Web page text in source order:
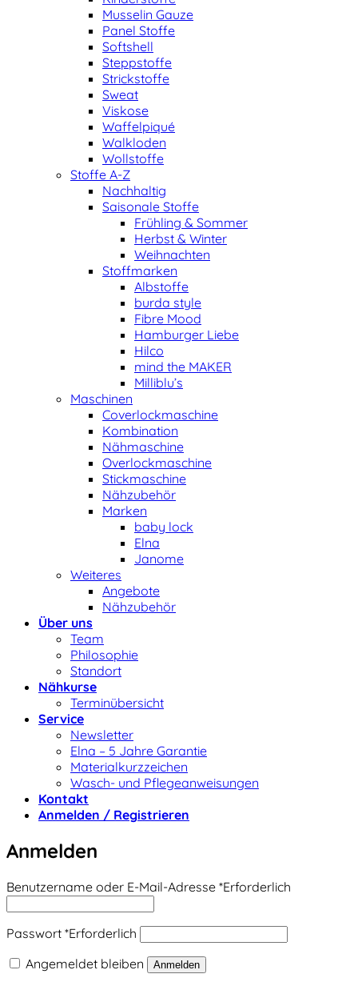
Musselin Gauze
Panel Stoffe
Softshell
Steppstoffe
Strickstoffe
Sweat
Viskose
Waffelpiqué
Walkloden
Wollstoffe
Stoffe A-Z
Nachhaltig
Saisonale Stoffe
Frühling & Sommer
Herbst & Winter
Weihnachten
Stoffmarken
Albstoffe
burda style
Fibre Mood
Hamburger Liebe
Hilco
mind the MAKER
Milliblu’s
Maschinen
Coverlockmaschine
Kombination
Nähmaschine
Overlockmaschine
Stickmaschine
Nähzubehör
Marken
baby lock
Elna
Janome
Weiteres
Angebote
Nähzubehör
Über uns
Team
Philosophie
Standort
Nähkurse
Terminübersicht
Service
Newsletter
Elna – 5 Jahre Garantie
Materialkurzzeichen
Wasch- und Pflegeanweisungen
Kontakt
Anmelden / Registrieren
Anmelden
Benutzername oder E-Mail-Adresse *Erforderlich
Passwort *Erforderlich
Angemeldet bleiben
Anmelden